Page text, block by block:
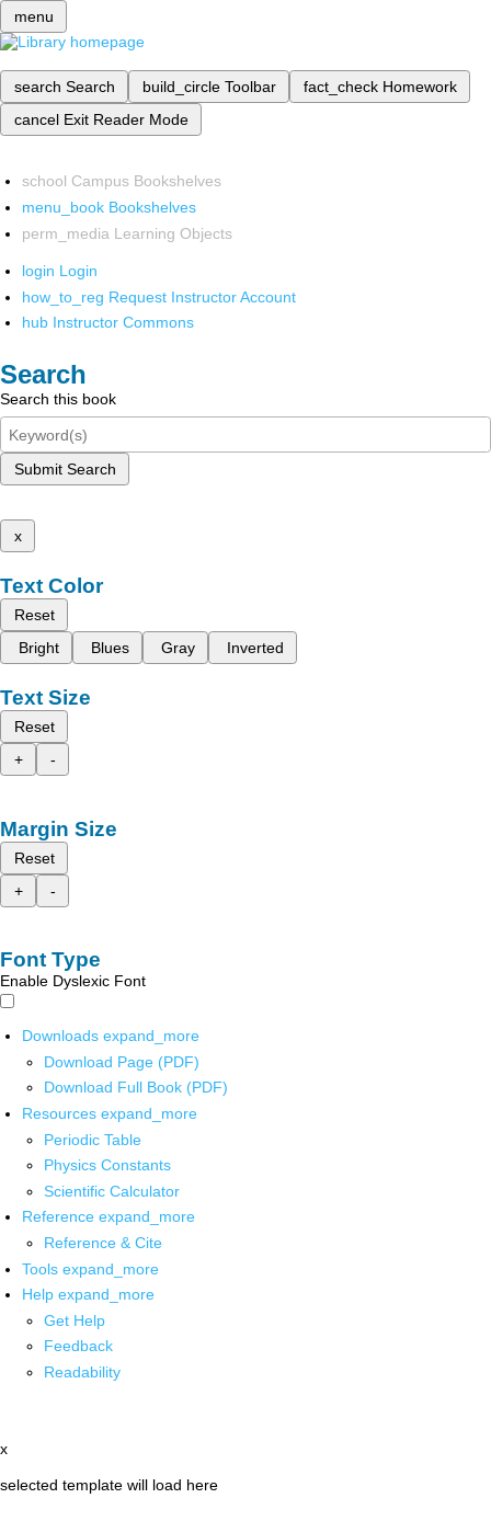
menu
search Search build_circle Toolbar fact_check Homework
cancel Exit Reader Mode
school Campus Bookshelves
menu_book Bookshelves
perm_media Learning Objects
login Login
how_to_reg Request Instructor Account
hub Instructor Commons
Search
Search this book
Submit Search
x
Text Color
Reset
Bright
Blues Gray Inverted
Text Size
Reset
+
-
Margin Size
Reset
+
-
Font Type
Enable Dyslexic Font
Downloads expand_more
Download Page (PDF)
Download Full Book (PDF)
Resources expand_more
Periodic Table
Physics Constants
Scientific Calculator
Reference expand_more
Reference & Cite
Tools expand_more
Help expand_more
Get Help
Feedback
Readability
x
selected template will load here